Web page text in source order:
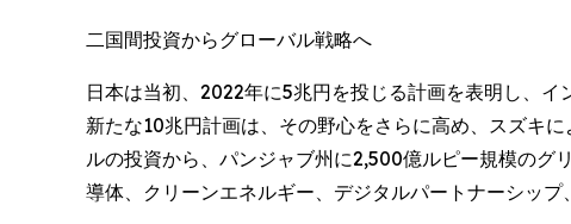
二国間投資からグローバル戦略へ
日本は当初、2022年に5兆円を投じる計画を表明し、イ
新たな10兆円計画は、その野心をさらに高め、スズキ
ルの投資から、パンジャブ州に2,500億ルピー規模のグ
導体、クリーンエネルギー、デジタルパートナーシッ